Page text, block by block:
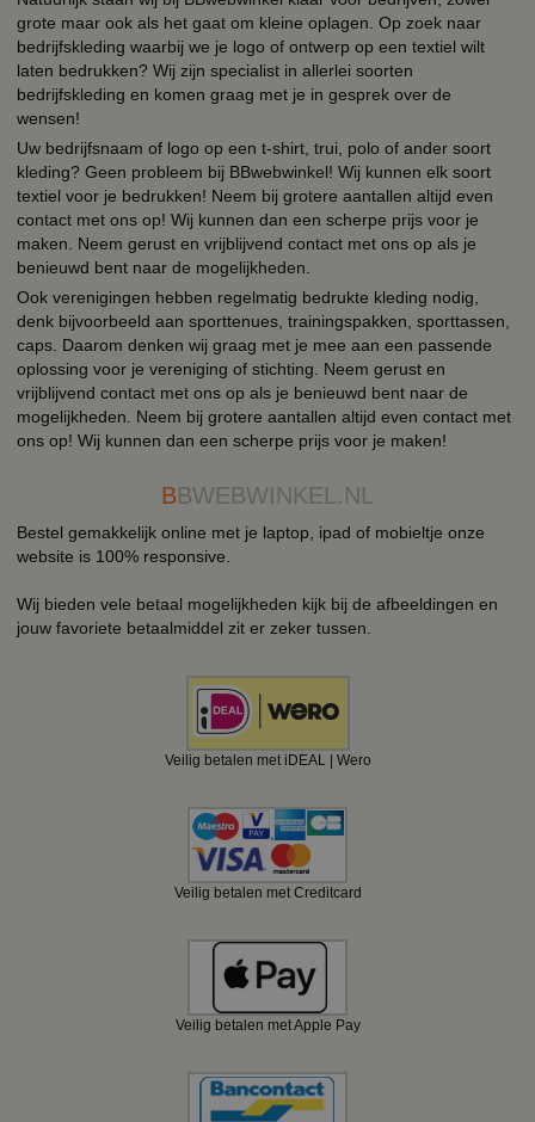
grote maar ook als het gaat om kleine oplagen. Op zoek naar
bedrijfskleding waarbij we je logo of ontwerp op een textiel wilt
laten bedrukken? Wij zijn specialist in allerlei soorten
bedrijfskleding en komen graag met je in gesprek over de
wensen!
Uw bedrijfsnaam of logo op een t-shirt, trui, polo of ander soort
kleding? Geen probleem bij BBwebwinkel! Wij kunnen elk soort
textiel voor je bedrukken! Neem bij grotere aantallen altijd even
contact met ons op! Wij kunnen dan een scherpe prijs voor je
maken. Neem gerust en vrijblijvend contact met ons op als je
benieuwd bent naar de mogelijkheden.
Ook verenigingen hebben regelmatig bedrukte kleding nodig,
denk bijvoorbeeld aan sporttenues, trainingspakken, sporttassen,
caps. Daarom denken wij graag met je mee aan een passende
oplossing voor je vereniging of stichting. Neem gerust en
vrijblijvend contact met ons op als je benieuwd bent naar de
mogelijkheden. Neem bij grotere aantallen altijd even contact met
ons op! Wij kunnen dan een scherpe prijs voor je maken!
BBWEBWINKEL.NL
Bestel gemakkelijk online met je laptop, ipad of mobieltje onze
website is 100% responsive.
Wij bieden vele betaal mogelijkheden kijk bij de afbeeldingen en
jouw favoriete betaalmiddel zit er zeker tussen.
Veilig betalen met iDEAL | Wero
Veilig betalen met Creditcard
Veilig betalen met Apple Pay